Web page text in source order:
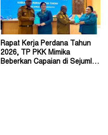
Rapat Kerja Perdana Tahun
2026, TP PKK Mimika
Beberkan Capaian di Sejumlah